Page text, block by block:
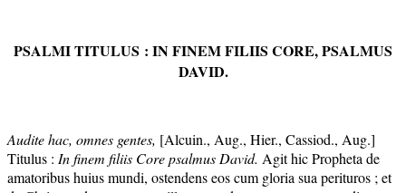
PSALMI TITULUS : IN FINEM FILIIS CORE, PSALMUS
DAVID.
Audite hac, omnes gentes, [Alcuin., Aug., Hier., Cassiod., Aug.]
Titulus : In finem filiis Core psalmus David. Agit hic Propheta de
amatoribus huius mundi, ostendens eos cum gloria sua perituros ; et